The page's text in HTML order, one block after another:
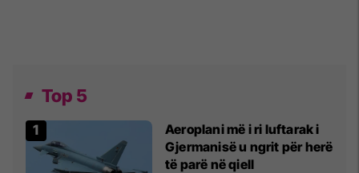
Top 5
Aeroplani më i ri luftarak i
Gjermanisë u ngrit për herë
të parë në qiell